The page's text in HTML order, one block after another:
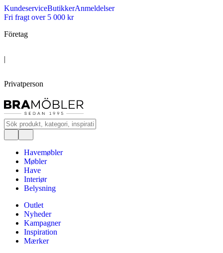
KundeserviceButikkerAnmeldelser
Fri fragt over 5 000 kr
Företag
|
Privatperson
Havemøbler
Møbler
Have
Interiør
Belysning
Outlet
Nyheder
Kampagner
Inspiration
Mærker